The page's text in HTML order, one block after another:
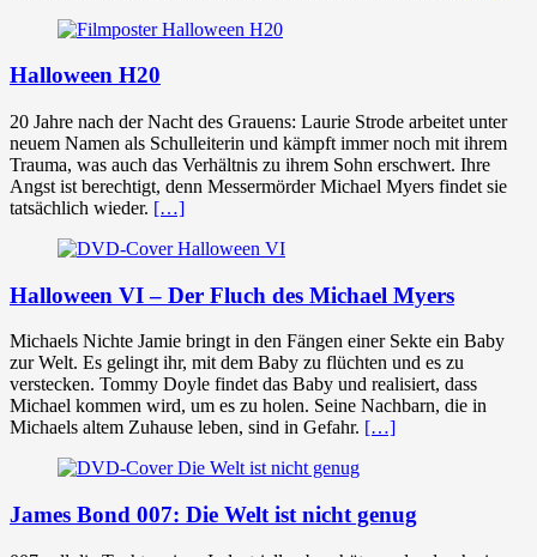
Halloween H20
20 Jahre nach der Nacht des Grauens: Laurie Strode arbeitet unter
neuem Namen als Schulleiterin und kämpft immer noch mit ihrem
Trauma, was auch das Verhältnis zu ihrem Sohn erschwert. Ihre
Angst ist berechtigt, denn Messermörder Michael Myers findet sie
tatsächlich wieder. […]
Halloween VI – Der Fluch des Michael Myers
Michaels Nichte Jamie bringt in den Fängen einer Sekte ein Baby
zur Welt. Es gelingt ihr, mit dem Baby zu flüchten und es zu
verstecken. Tommy Doyle findet das Baby und realisiert, dass
Michael kommen wird, um es zu holen. Seine Nachbarn, die in
Michaels altem Zuhause leben, sind in Gefahr. […]
James Bond 007: Die Welt ist nicht genug